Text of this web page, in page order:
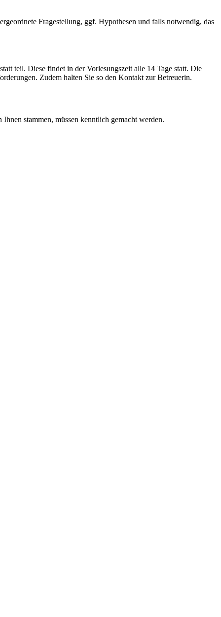
Fragestellung, ggf. Hypothesen und falls notwendig, das
teil. Diese findet in der Vorlesungszeit alle 14 Tage statt. Die
Zudem halten Sie so den Kontakt zur Betreuerin.
stammen, müssen kenntlich gemacht werden.